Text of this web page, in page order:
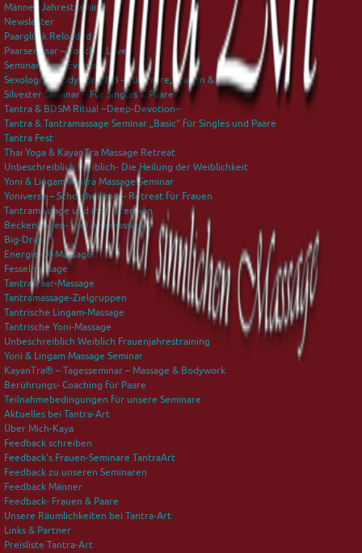
Männer-Jahrestraining
Newsletter
Paarglück Reloaded
Paarseminar – Touch is Love
Seminare und Events
Sexological Bodywork IISB – für Paare, Frauen & Männer
Silvester Seminar – Für Singles & Paare
Tantra & BDSM Ritual ~Deep-Devotion~
Tantra & Tantramassage Seminar „Basic“ für Singles und Paare
Tantra Fest
Thai Yoga & KayanTra Massage Retreat
Unbeschreiblich Weiblich- Die Heilung der Weiblichkeit
Yoni & Lingam Tantra Massage Seminar
Yoniverse – Schossheilung – Retreat für Frauen
Tantramassage und ihre Intention
Beckenboden- und Analmassage
Big-Draw
Energie-Öl-Massage
Fesselmassage
Tantra Paar-Massage
Tantramassage-Zielgruppen
Tantrische Lingam-Massage
Tantrische Yoni-Massage
Unbeschreiblich Weiblich Frauenjahrestraining
Yoni & Lingam Massage Seminar
KayanTra® – Tagesseminar – Massage & Bodywork
Berührungs- Coaching für Paare
Teilnahmebedingungen für unsere Seminare
Aktuelles bei Tantra-Art
Über Mich-Kaya
Feedback schreiben
Feedback’s Frauen-Seminare TantraArt
Feedback zu unseren Seminaren
Feedback Männer
Feedback- Frauen & Paare
Unsere Räumlichkeiten bei Tantra-Art
Links & Partner
Preisliste Tantra-Art